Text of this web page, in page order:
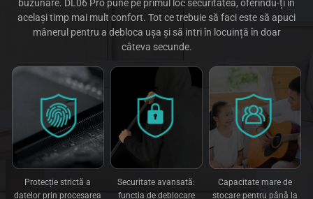
buzunare. DL06 Pro pune pe primul loc securitatea, oferindu-ți în
același timp mai mult confort. Tot ce trebuie să faci este să apuci
mânerul pentru a debloca ușa și să intri în locuință în doar
câteva secunde.
Protecție strictă a
datelor prin procesarea
Securitate avansată:
funcția de deblocare
Capacitate mare de
stocare pentru până la